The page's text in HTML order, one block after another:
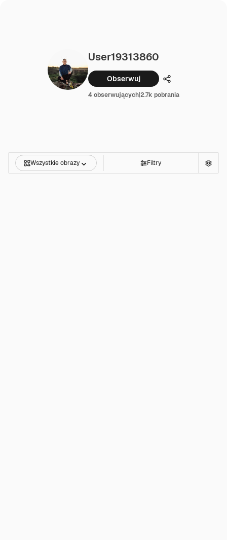
User19313860
Obserwuj Udostępnij
4 obserwujących|2.7k pobrania
Wszystkie obrazy Filtry